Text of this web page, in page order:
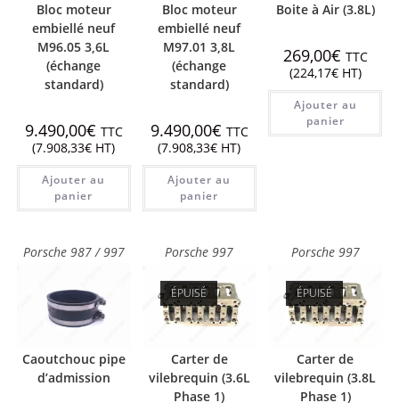
Bloc moteur
embiellé neuf
M96.05 3,6L
(échange
standard)
9.490,00€ TTC
(7.908,33€ HT)
Ajouter au
panier
Bloc moteur
embiellé neuf
M97.01 3,8L
(échange
standard)
9.490,00€ TTC
(7.908,33€ HT)
Ajouter au
panier
Boite à Air (3.8L)
269,00€ TTC
(224,17€HT)
Ajouter au
panier
Porsche 987 / 997
Caoutchouc pipe
d’admission
Porsche 997
ÉPUISÉ
Carter de
vilebrequin (3.6L
Phase 1)
Porsche 997
ÉPUISÉ
Carter de
vilebrequin (3.8L
Phase 1)